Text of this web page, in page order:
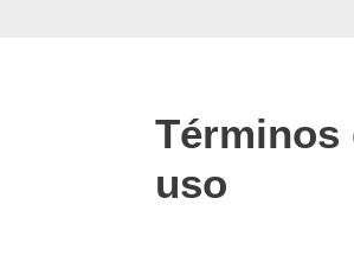
Términos
uso